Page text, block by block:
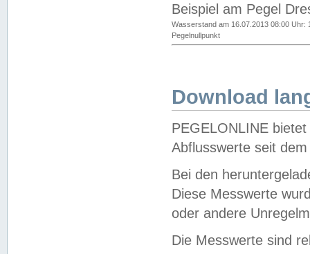
Beispiel am Pegel
Wasserstand am 16.07.2013 08:00 Uhr:
Pegelnullpunkt
Download
PEGELONLINE
Abflusswerte seit
Bei den
Diese Messwerte
oder andere
Die Messwerte sind